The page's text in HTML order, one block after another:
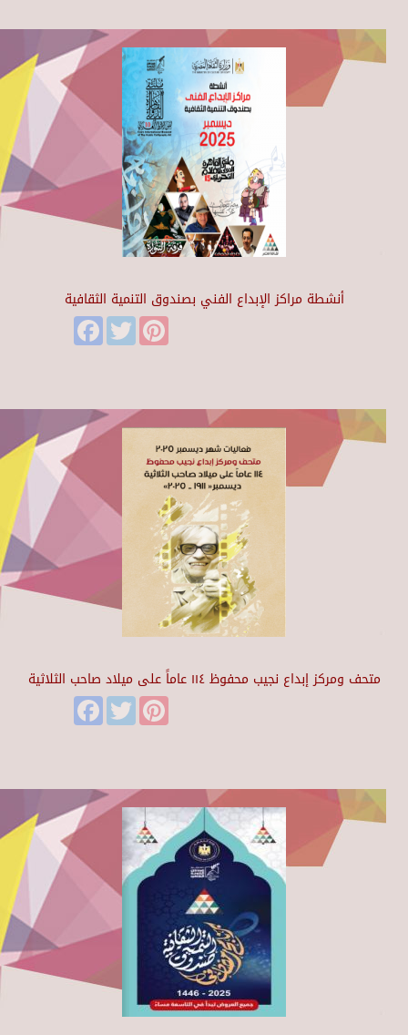
أنشطة مراكز الإبداع الفني بصندوق التنمية الثقافية
FacebookTwitter
متحف ومركز إبداع نجيب محفوظ ١١٤ عاماً على ميلاد صاحب الثلاثية
FacebookTwitter